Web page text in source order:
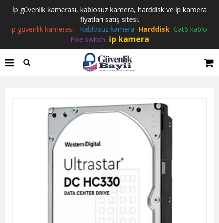
İp güvenlik kamerası, kablosuz kamera, harddisk ve ip kamera
fiyatları satış sitesi.
ip güvenlik kamerası
Kablosuz kamera Harddisk Cat6 kablo
Poe switch ip kamera